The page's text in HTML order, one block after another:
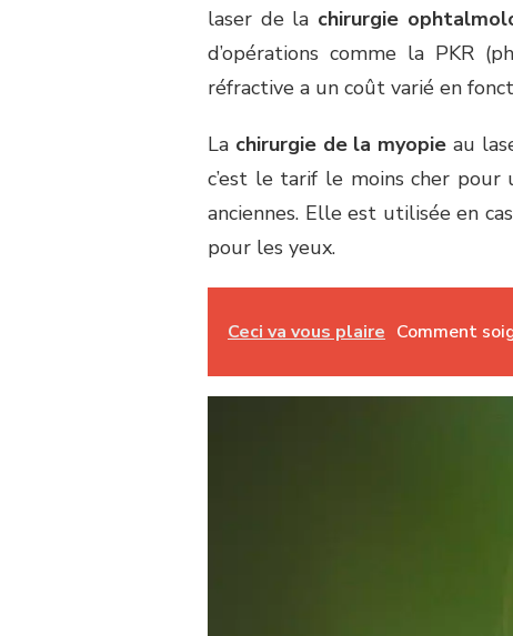
laser de la chirurgie
d’opérations comme la PKR
réfractive a un coût varié en
La chirurgie de la myopie au
c’est le tarif le moins cher pour
anciennes. Elle est utilisée en
pour les yeux.
Ceci va vous plaire Comment